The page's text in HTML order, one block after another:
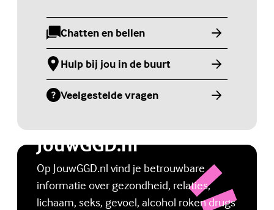
Chatten en bellen
(Externe link)
Hulp bij jou in de buurt
(Externe link)
Veelgestelde vragen
(Externe link)
Jongerenwebsite
JouwGGD.nl
Op JouwGGD.nl vind je betrouwbare
informatie over gezondheid, relaties,
lichaam, seks, gevoel, alcohol roken drugs